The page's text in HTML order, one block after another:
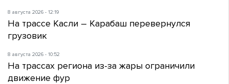
8 августа 2026 - 12:19
На трассе Касли – Карабаш перевернулся
грузовик
8 августа 2026 - 10:52
На трассах региона из-за жары ограничили
движение фур